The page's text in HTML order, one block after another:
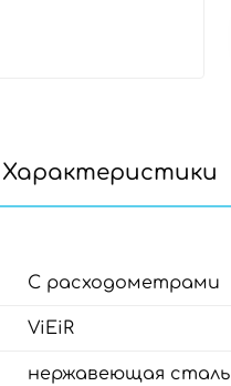
Характеристики
С расходометрами
ViEiR
нержавеющая сталь